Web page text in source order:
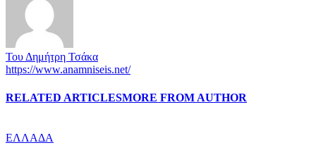
Του Δημήτρη Τσάκα
https://www.anamniseis.net/
RELATED ARTICLESMORE FROM AUTHOR
ΕΛΛΑΔΑ